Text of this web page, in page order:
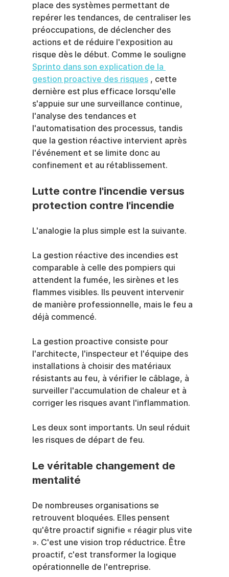
place des systèmes permettant de
repérer les tendances, de centraliser les
préoccupations, de déclencher des
actions et de réduire l'exposition au
risque dès le début. Comme le souligne
Sprinto dans son explication de la
gestion proactive des risques , cette
dernière est plus efficace lorsqu'elle
s'appuie sur une surveillance continue,
l'analyse des tendances et
l'automatisation des processus, tandis
que la gestion réactive intervient après
l'événement et se limite donc au
confinement et au rétablissement.
Lutte contre l'incendie versus
protection contre l'incendie
L'analogie la plus simple est la suivante.
La gestion réactive des incendies est
comparable à celle des pompiers qui
attendent la fumée, les sirènes et les
flammes visibles. Ils peuvent intervenir
de manière professionnelle, mais le feu a
déjà commencé.
La gestion proactive consiste pour
l'architecte, l'inspecteur et l'équipe des
installations à choisir des matériaux
résistants au feu, à vérifier le câblage, à
surveiller l'accumulation de chaleur et à
corriger les risques avant l'inflammation.
Les deux sont importants. Un seul réduit
les risques de départ de feu.
Le véritable changement de
mentalité
De nombreuses organisations se
retrouvent bloquées. Elles pensent
qu'être proactif signifie « réagir plus vite
». C'est une vision trop réductrice. Être
proactif, c'est transformer la logique
opérationnelle de l'entreprise.